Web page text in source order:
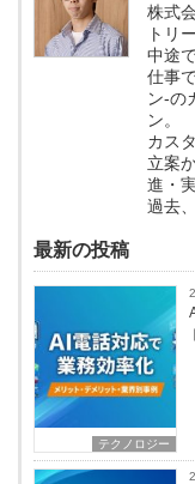
株式
トリ
中途
仕事
ン-の
ン。
カス
立案
進・
過去
最新の投稿
テクノロジー